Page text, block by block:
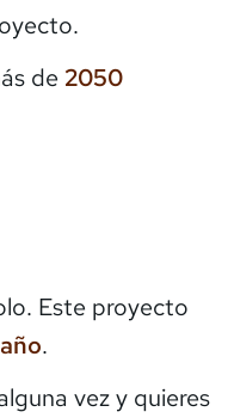
de 2050
Este proyecto
.
vez y quieres